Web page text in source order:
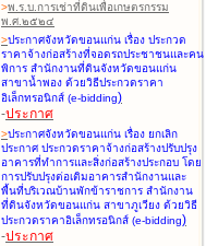
>พ.ร.บ.การเช่าที่ดินเพื่อเกษตรกรรม
พ.ศ.๒๕๒๔
>ประกาศจังหวัดขอนแก่น เรื่อง ประกวด
ราคาจ้างก่อสร้างที่จอดรถประชาชนและคน
พิการ สำนักงานที่ดินจังหวัดขอนแก่น
สาขาน้ำพอง ด้วยวิธีประกวดราคา
อิเล็กทรอนิกส์ (e-bidding)
-ประกาศ
>ประกาศจังหวัดขอนแก่น เรื่อง ยกเลิก
ประกาศ ประกวดราคาจ้างก่อสร้างปรับปรุง
อาคารที่ทำการและสิ่งก่อสร้างประกอบ โดย
การปรับปรุงต่อเติมอาคารสำนักงานและ
พื้นที่บริเวณบ้านพักข้าราชการ สำนักงาน
ที่ดินจังหวัดขอนแก่น สาขาภูเวียง ด้วยวิธี
ประกวดราคาอิเล็กทรอนิกส์ (e-bidding)
-ประกาศ